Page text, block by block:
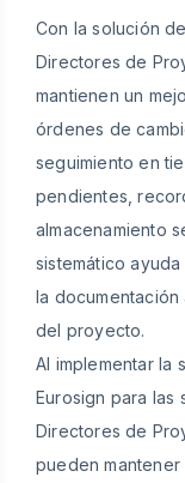
Con la solución
Directores de
mantienen un
órdenes de
seguimiento en
pendientes,
almacenamiento
sistemático
la
del proyecto.
Al implementar la
Eurosign para las
Directores de
pueden